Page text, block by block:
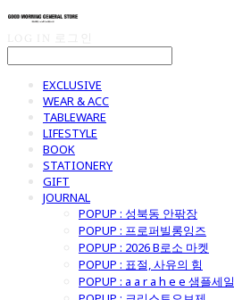
EXCLUSIVE
WEAR & ACC
TABLEWARE
LIFESTYLE
BOOK
STATIONERY
GIFT
JOURNAL
POPUP : 성북동 안팎장
POPUP : 프로퍼빌롱잉즈
POPUP : 2026 B로소 마켓
POPUP : 표절, 사유의 힘
POPUP : a a r a h e e 샘플세일